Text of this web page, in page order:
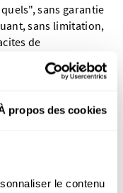
propos des cookies
le contenu
sans garantie
sans limitation,
de
certain usage. Vous
du Site est à
responsabilité
de réparation et
utilisez en lien avec
Shop ne saurait
de quelque ordre